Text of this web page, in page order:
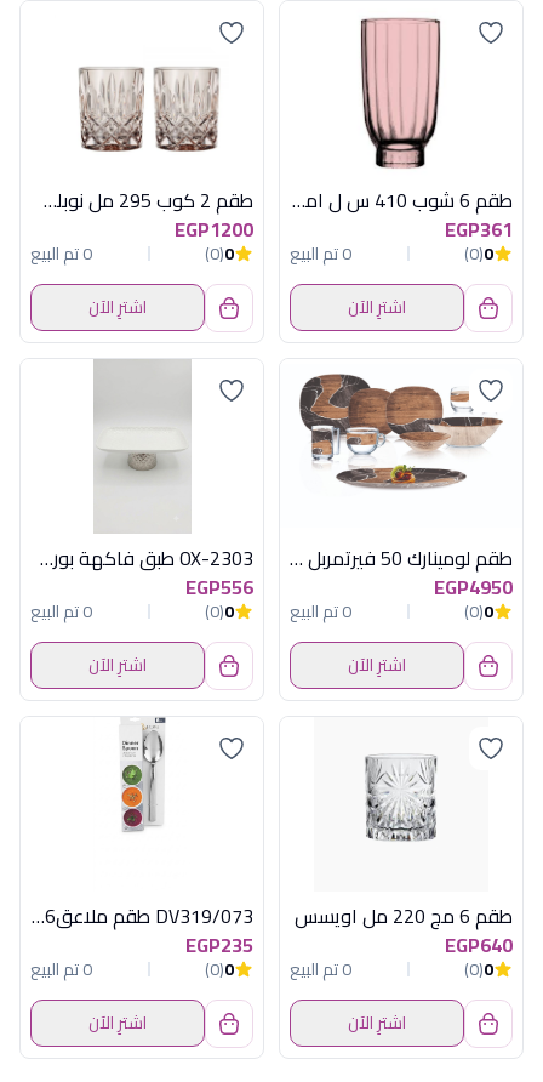
طقم 6 شوب 410 س ل امورى بينك باسابتشة
EGP361
0
(0)
0 تم البيع
اشترِ الآن
طقم 2 كوب 295 مل نوبلس عسلى
EGP1200
0
(0)
0 تم البيع
اشترِ الآن
طقم لومينارك 50 فيرتمربل سويت لاين سودو
EGP4950
0
(0)
0 تم البيع
اشترِ الآن
OX-2303 طبق فاكهة بورسلين بقاعدة فضى اكسفورد
EGP556
0
(0)
0 تم البيع
اشترِ الآن
طقم 6 مج 220 مل اويسس
EGP640
0
(0)
0 تم البيع
اشترِ الآن
DV319/073 طقم ملاعق6ق كبيرة استانلس ديفا
EGP235
0
(0)
0 تم البيع
اشترِ الآن